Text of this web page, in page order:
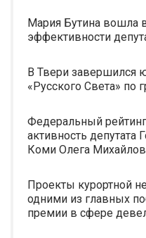
Мария Бутина вошла
эффективности
В Твери завершился
«Русского Света» по
Федеральный
активность депутата
Коми Олега
Проекты курортной
одними из главных
премии в сфере